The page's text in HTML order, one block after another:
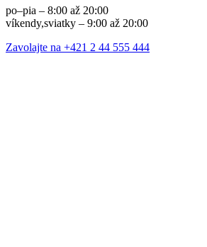
po–pia – 8:00 až 20:00
víkendy,sviatky – 9:00 až 20:00
Zavolajte na +421 2 44 555 444